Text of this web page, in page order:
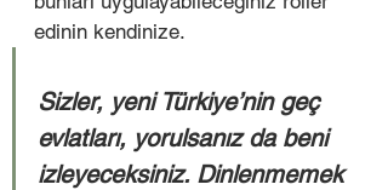
edinin kendinize.
Sizler, yeni Türkiye’nin geç
evlatları, yorulsanız da beni
izleyeceksiniz. Dinlenmemek